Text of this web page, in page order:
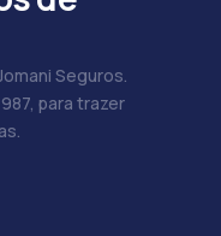
Seguros.
para trazer